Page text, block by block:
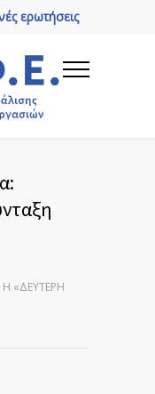
ερωτήσεις
Η «ΔΕΎΤΕΡΗ